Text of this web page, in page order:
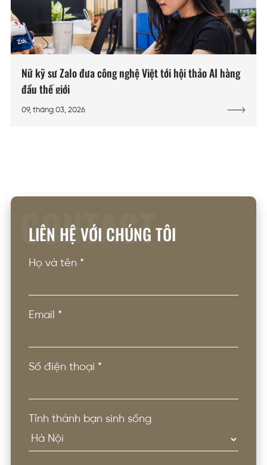
Nữ kỹ sư Zalo đưa công nghệ Việt tới hội thảo AI hàng
đầu thế giới
09, tháng 03, 2026
CONTACT
LIÊN HỆ VỚI CHÚNG TÔI
Họ và tên *
Email *
Số điện thoại *
Tỉnh thành bạn sinh sống